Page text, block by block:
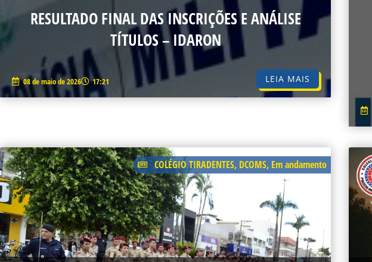
RESULTADO FINAL DAS INSCRIÇÕES E ANÁLISE
TÍTULOS – IDARON
08 de maio de 2026 17:21 LEIA MAIS
COLÉGIO TIRADENTES, DCOMS, Em andamento